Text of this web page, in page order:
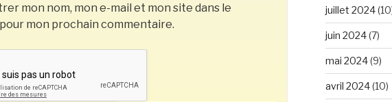
mon nom, mon e-mail et mon site dans le
mon prochain commentaire.
juillet 2024
juin 2024(7)
mai 2024(9)
avril 2024(10)